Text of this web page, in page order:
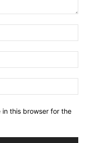
in this browser for the